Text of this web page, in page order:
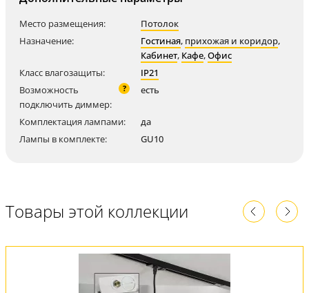
Место размещения:
Потолок
Назначение:
Гостиная, прихожая и коридор,
Кабинет, Кафе,Офис
Класс влагозащиты:
IP21
Возможность
подключить диммер:
? есть
Комплектация лампами:
да
Лампы в комплекте:
GU10
Товары этой коллекции